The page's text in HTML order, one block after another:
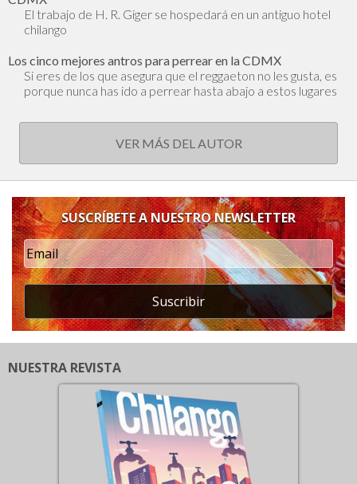
El trabajo de H. R. Giger se hospedará en un antiguo hotel
chilango
Los cinco mejores antros para perrear en la CDMX
Si eres de los que asegura que el reggaeton no les gusta, es
porque nunca has ido a perrear hasta abajo a estos lugares
VER MÁS DEL AUTOR
SUSCRÍBETE A NUESTRO NEWSLETTER
Suscribir
NUESTRA REVISTA